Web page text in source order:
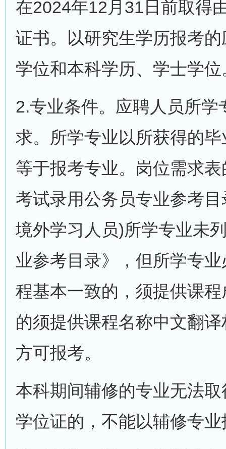
在2024年12月31日前取得
证书。以研究生学历报考
学位和本科学历、学士学位
2.专业条件。应聘人员所
求。所学专业以所获得的
等于报考专业。岗位需求
考试录用公务员专业参考
境外学习人员)所学专业未
业参考目录》，但所学专
程基本一致的，须提供课
的须提供课程名称中文翻
方可报考。
本科期间辅修的专业无法
学位证的，不能以辅修专